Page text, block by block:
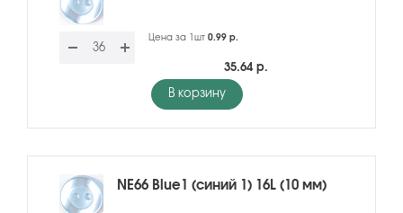
Цена за 1шт 0.99 р.
35.64 р.
В корзину
NE66 Blue1 (синий 1) 16L (10 мм)